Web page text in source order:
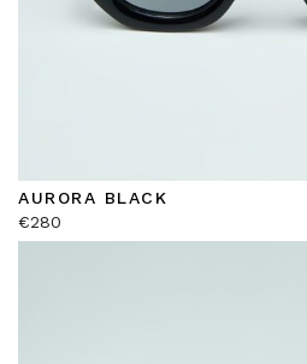
AURORA BLACK
€280